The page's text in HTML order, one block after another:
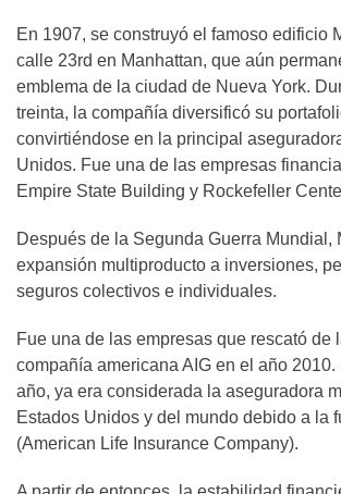
En 1907, se construyó el famoso edificio
calle 23rd en Manhattan, que aún
emblema de la ciudad de Nueva York.
treinta, la compañía diversificó su
convirtiéndose en la principal
Unidos. Fue una de las empresas
Empire State Building y Rockefeller
Después de la Segunda Guerra Mundial,
expansión multiproducto a inversiones,
seguros colectivos e individuales.
Fue una de las empresas que rescató de
compañía americana AIG en el año
año, ya era considerada la aseguradora
Estados Unidos y del mundo debido a la
(American Life Insurance Company).